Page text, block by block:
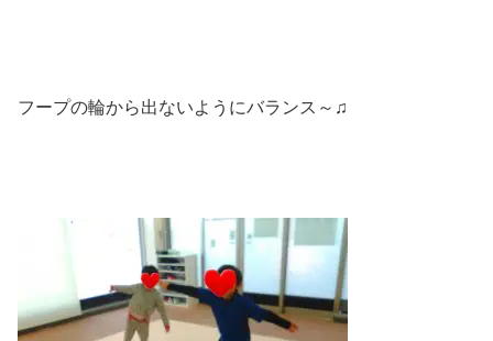
フープの輪から出ないようにバランス～♫